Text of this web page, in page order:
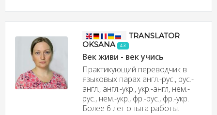
TRANSLATOR
OKSANA
4.3
Век живи - век учись
Практикующий переводчик в
языковых парах англ.-рус., рус.-
англ., англ.-укр., укр.-англ, нем.-
рус., нем.-укр., фр.-рус., фр.-укр.
Более 6 лет опыта работы.